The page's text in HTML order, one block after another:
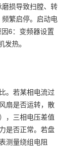
损导致扫膛、转
繁启停。启动电
6：变频器设置
热。
。若某相电流过
扇是否运转，散
，三相电压差值
是否正常。若盘
测量绕组电阻